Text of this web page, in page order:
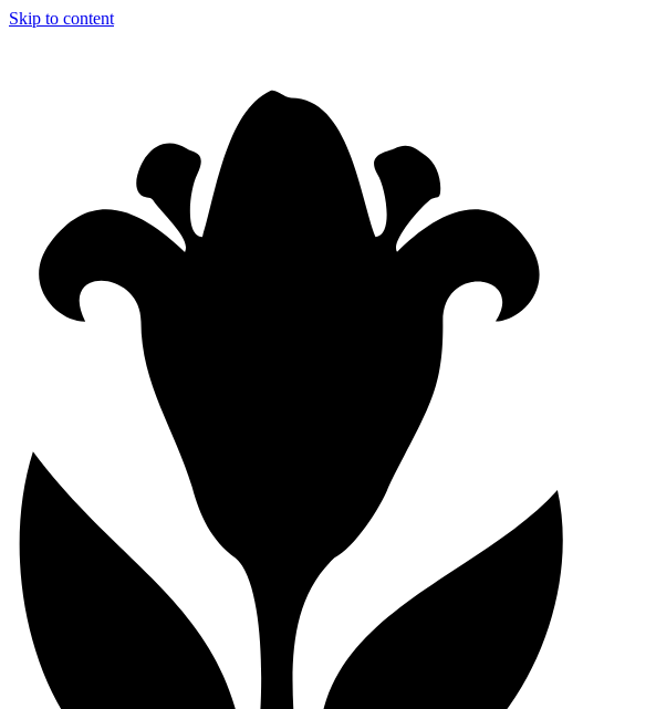
Skip to content